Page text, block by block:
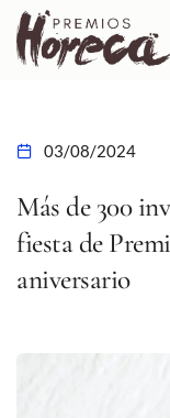
03/08/2024
Más de 300
fiesta de
aniversario